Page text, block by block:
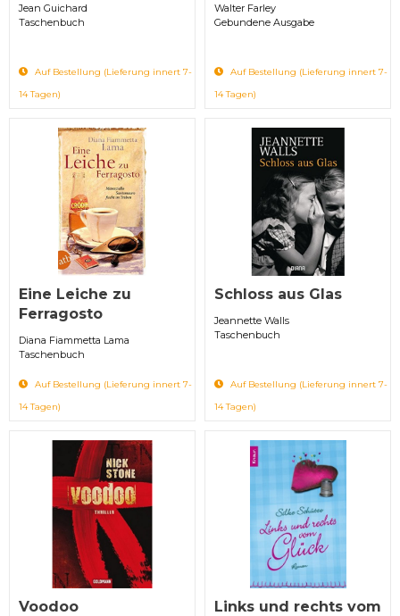
Jean Guichard
Taschenbuch
Auf Bestellung (Lieferung innert 7-
14 Tagen)
Walter Farley
Gebundene Ausgabe
Auf Bestellung (Lieferung innert 7-
14 Tagen)
Eine Leiche zu
Ferragosto
Diana Fiammetta Lama
Taschenbuch
Auf Bestellung (Lieferung innert 7-
14 Tagen)
Schloss aus Glas
Jeannette Walls
Taschenbuch
Auf Bestellung (Lieferung innert 7-
14 Tagen)
Voodoo
Links und rechts vom